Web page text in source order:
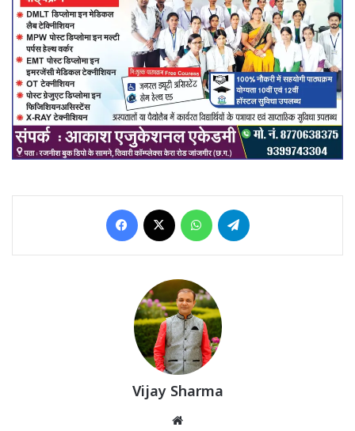
Facebook WhatsApp
Vijay Sharma